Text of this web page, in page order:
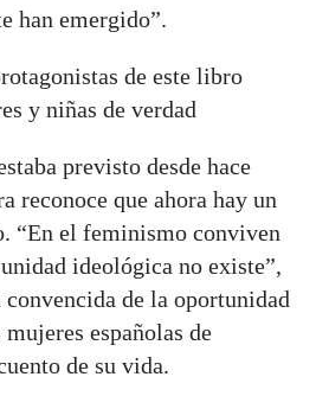
han emergido”.
de este libro
y niñas de verdad
previsto desde hace
reconoce que ahora hay un
“En el feminismo conviven
ideológica no existe”,
de la oportunidad
españolas de
de su vida.